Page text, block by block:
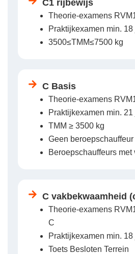
C1 rijbewijs
Theorie-examens
Praktijkexamen min. 18
3500≤TMM≤7500 kg
C Basis
Theorie-examens
Praktijkexamen min. 21
TMM ≥ 3500 kg
Geen beroepschauffeur
Beroepschauffeurs met
C vakbekwaamheid
Theorie-examens
C
Praktijkexamen min. 18
Toets Besloten Terrein